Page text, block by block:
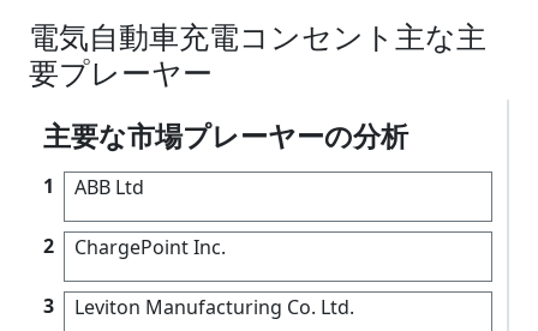
電気自動車充電コンセント主な主
要プレーヤー
主要な市場プレーヤーの分析
1 ABB Ltd
2 ChargePoint Inc.
3 Leviton Manufacturing Co. Ltd.